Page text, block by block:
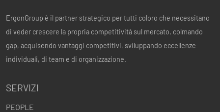
ErgonGroup è il partner strategico per tutti coloro che necessitano
di veder crescere la propria competitività sul mercato, colmando
gap, acquisendo vantaggi competitivi, sviluppando eccellenze
individuali, di team e di organizzazione.
SERVIZI
PEOPLE